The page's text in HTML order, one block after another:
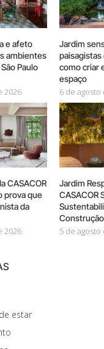
e afeto
ambientes
Paulo
2026
Jardim
paisagistas
como criar
espaço
6 de agosto
CASACOR
prova que
da
2026
Jardim
CASACOR
5 de agosto
estar